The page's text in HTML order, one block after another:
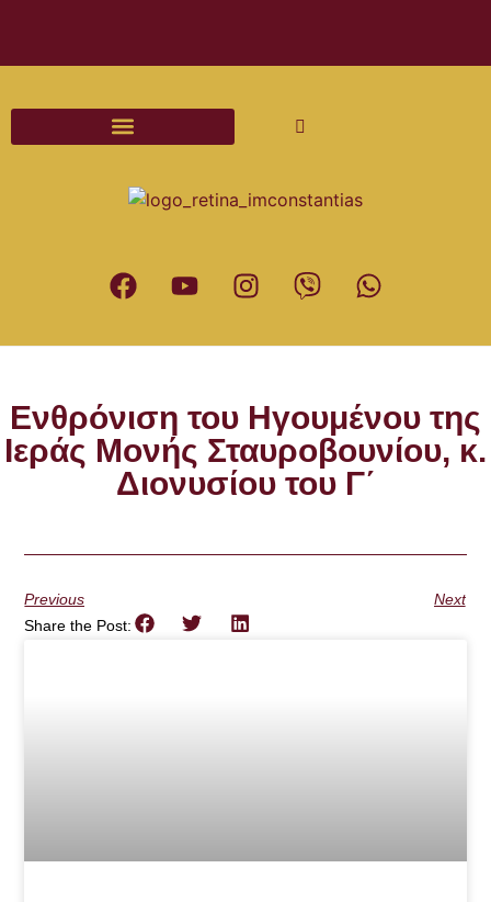
Ενθρόνιση του Ηγουμένου της
Ιεράς Μονής Σταυροβουνίου, κ.
Διονυσίου του Γ΄
Previous
Next
Share the Post: